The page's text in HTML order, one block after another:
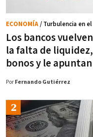
Los bancos
la falta de
bonos y le
ECONOMÍA/ Turbulencia en
Por Fernando Gutiérrez